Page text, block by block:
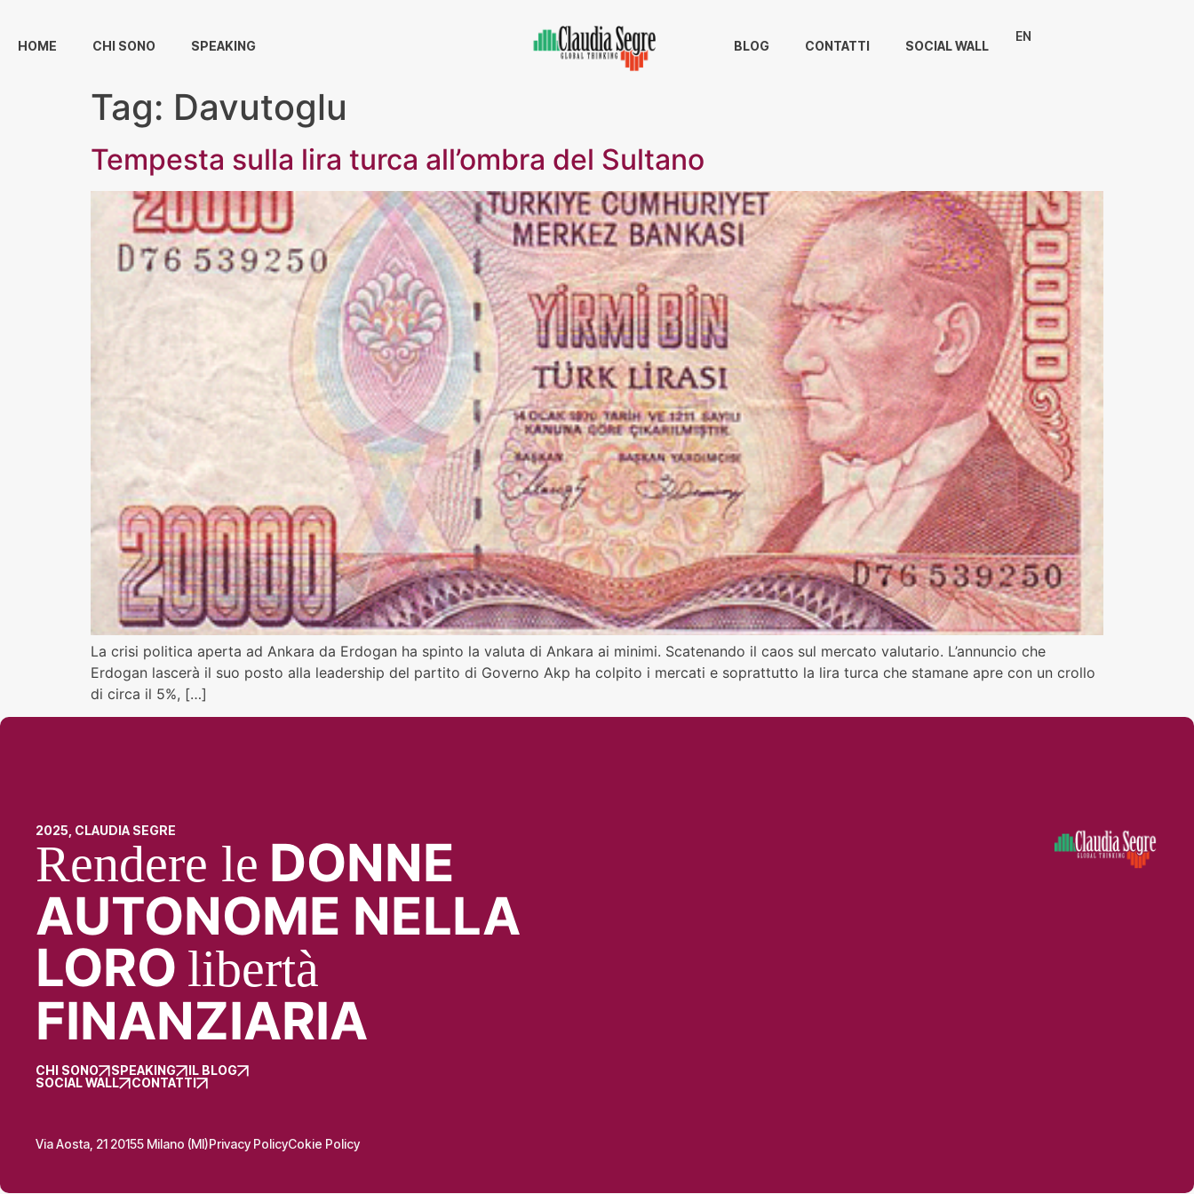
HOME CHI SONO SPEAKING BLOG CONTATTI SOCIAL WALL
EN
Tag: Davutoglu
Tempesta sulla lira turca all’ombra del Sultano
La crisi politica aperta ad Ankara da Erdogan ha spinto la valuta di Ankara ai minimi. Scatenando il caos sul mercato valutario. L’annuncio che
Erdogan lascerà il suo posto alla leadership del partito di Governo Akp ha colpito i mercati e soprattutto la lira turca che stamane apre con un crollo
di circa il 5%, […]
2025, CLAUDIA SEGRE
Rendere le DONNE
AUTONOME NELLA
LORO libertà
FINANZIARIA
CHI SONO SPEAKING
IL BLOG
SOCIAL WALL
CONTATTI
Via Aosta, 21 20155 Milano (MI)Privacy PolicyCokie Policy